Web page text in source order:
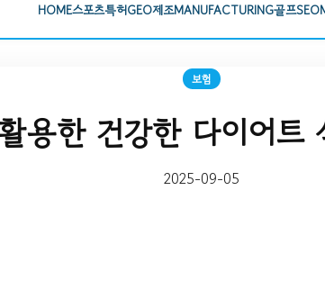
HOME스포츠특허GEO제조MANUFACTURING골프SEO
보험
용한 건강한 다이어트
2025-09-05